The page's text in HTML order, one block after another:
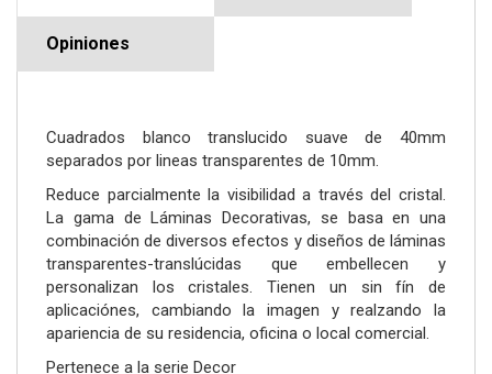
Opiniones
Cuadrados blanco translucido suave de 40mm
separados por lineas transparentes de 10mm.
Reduce parcialmente la visibilidad a través del cristal.
La gama de Láminas Decorativas, se basa en una
combinación de diversos efectos y diseños de láminas
transparentes-translúcidas que embellecen y
personalizan los cristales. Tienen un sin fín de
aplicaciónes, cambiando la imagen y realzando la
apariencia de su residencia, oficina o local comercial.
Pertenece a la serie Decor